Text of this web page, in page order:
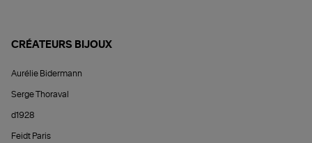
CRÉATEURS BIJOUX
Aurélie Bidermann
Serge Thoraval
d1928
Feidt Paris